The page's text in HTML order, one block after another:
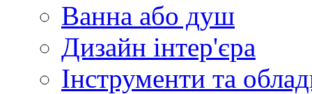
Ванна або душ
Дизайн інтер'єра
Інструменти та